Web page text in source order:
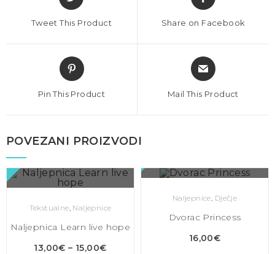
Tweet This Product Share on Facebook
Pin This Product Mail This Product
POVEZANI PROIZVODI
BRZI PREGLED
Tekstualne Naljepnice
Naljepnica Learn live hope
13,00€ – 15,00€
Naljepnice, Dječje
Dvorac Princess
16,00€